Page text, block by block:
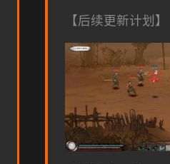
【后续更新计划】